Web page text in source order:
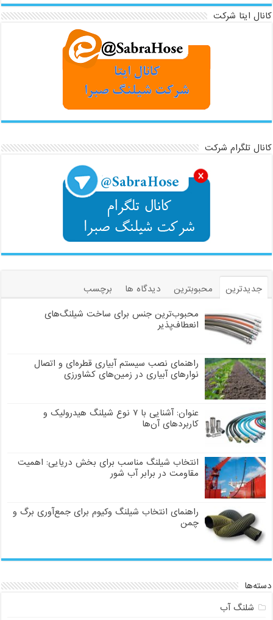
کانال ایتا شرکت
کانال تلگرام شرکت
جدیدترین محبوبترین دیدگاه ها
برچسب
محبوب‌ترین جنس برای ساخت شیلنگ‌های
انعطاف‌پذیر
راهنمای نصب سیستم آبیاری قطره‌ای و اتصال
نوارهای آبیاری در زمین‌های کشاورزی
عنوان: آشنایی با ۷ نوع شیلنگ هیدرولیک و
کاربردهای آن‌ها
انتخاب شیلنگ مناسب برای بخش دریایی: اهمیت
مقاومت در برابر آب شور
راهنمای انتخاب شیلنگ وکیوم برای جمع‌آوری برگ و
چمن
دسته‌ها
شلنگ آب